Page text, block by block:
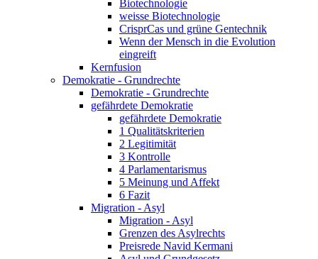
Biotechnologie
weisse Biotechnologie
CrisprCas und grüne Gentechnik
Wenn der Mensch in die Evolution
eingreift
Kernfusion
Demokratie - Grundrechte
Demokratie - Grundrechte
gefährdete Demokratie
gefährdete Demokratie
1 Qualitätskriterien
2 Legitimität
3 Kontrolle
4 Parlamentarismus
5 Meinung und Affekt
6 Fazit
Migration - Asyl
Migration - Asyl
Grenzen des Asylrechts
Preisrede Navid Kermani